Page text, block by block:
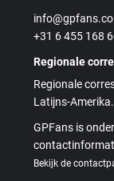
+31 6 455 168
Regionale
Regionale
Latijns-Amerika.
GPFans is
Bekijk de